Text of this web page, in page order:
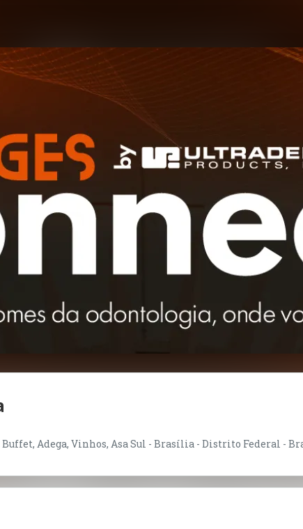
Adega, Vinhos, Asa Sul - Brasília - Distrito Federal -